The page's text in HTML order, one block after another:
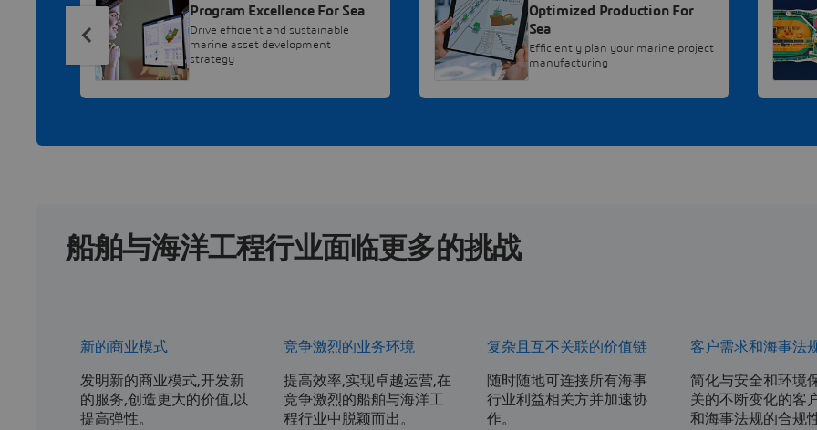
Program Excellence For Sea
Drive efficient and sustainable
marine asset development
strategy
Optimized Production For
Sea
Efficiently plan your marine project
manufacturing
船舶与海洋工程行业面临更多的挑战
新的商业模式
发明新的商业模式,开发新
的服务,创造更大的价值,以
提高弹性。
竞争激烈的业务环境
提高效率,实现卓越运营,在
竞争激烈的船舶与海洋工
程行业中脱颖而出。
复杂且互不关联的价值链
随时随地可连接所有海事
行业利益相关方并加速协
作。
客户需求和海事法
简化与安全和环境
关的不断变化的客
和海事法规的合规